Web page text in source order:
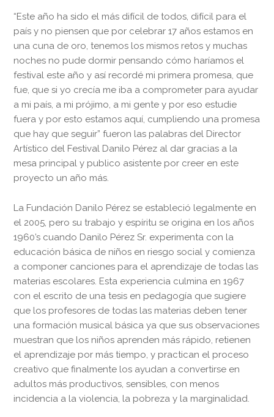
“Este año ha sido el más difícil de todos, difícil para el
país y no piensen que por celebrar 17 años estamos en
una cuna de oro, tenemos los mismos retos y muchas
noches no pude dormir pensando cómo haríamos el
festival este año y así recordé mi primera promesa, que
fue, que si yo crecía me iba a comprometer para ayudar
a mi país, a mi prójimo, a mi gente y por eso estudie
fuera y por esto estamos aquí, cumpliendo una promesa
que hay que seguir” fueron las palabras del Director
Artístico del Festival Danilo Pérez al dar gracias a la
mesa principal y publico asistente por creer en este
proyecto un año más.
La Fundación Danilo Pérez se estableció legalmente en
el 2005, pero su trabajo y espíritu se origina en los años
1960’s cuando Danilo Pérez Sr. experimenta con la
educación básica de niños en riesgo social y comienza
a componer canciones para el aprendizaje de todas las
materias escolares. Esta experiencia culmina en 1967
con el escrito de una tesis en pedagogía que sugiere
que los profesores de todas las materias deben tener
una formación musical básica ya que sus observaciones
muestran que los niños aprenden más rápido, retienen
el aprendizaje por más tiempo, y practican el proceso
creativo que finalmente los ayudan a convertirse en
adultos más productivos, sensibles, con menos
incidencia a la violencia, la pobreza y la marginalidad.